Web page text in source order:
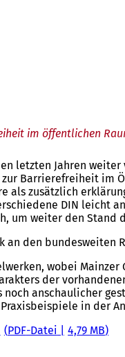
im öffentlichen
letzten Jahren weiter
Barrierefreiheit im
zusätzlich
DIN leicht
um weiter den
den bundesweiten
wobei
der
anschaulicher
in der
PDF-Datei
4,79 MB